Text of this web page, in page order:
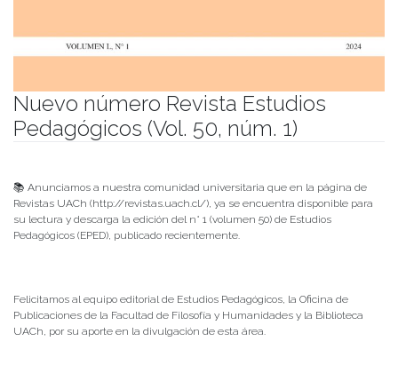
Nuevo número Revista Estudios
Pedagógicos (Vol. 50, núm. 1)
📚 Anunciamos a nuestra comunidad universitaria que en la página de
Revistas UACh (http://revistas.uach.cl/), ya se encuentra disponible para
su lectura y descarga la edición del n° 1 (volumen 50) de Estudios
Pedagógicos (EPED), publicado recientemente.
Felicitamos al equipo editorial de Estudios Pedagógicos, la Oficina de
Publicaciones de la Facultad de Filosofía y Humanidades y la Biblioteca
UACh, por su aporte en la divulgación de esta área.